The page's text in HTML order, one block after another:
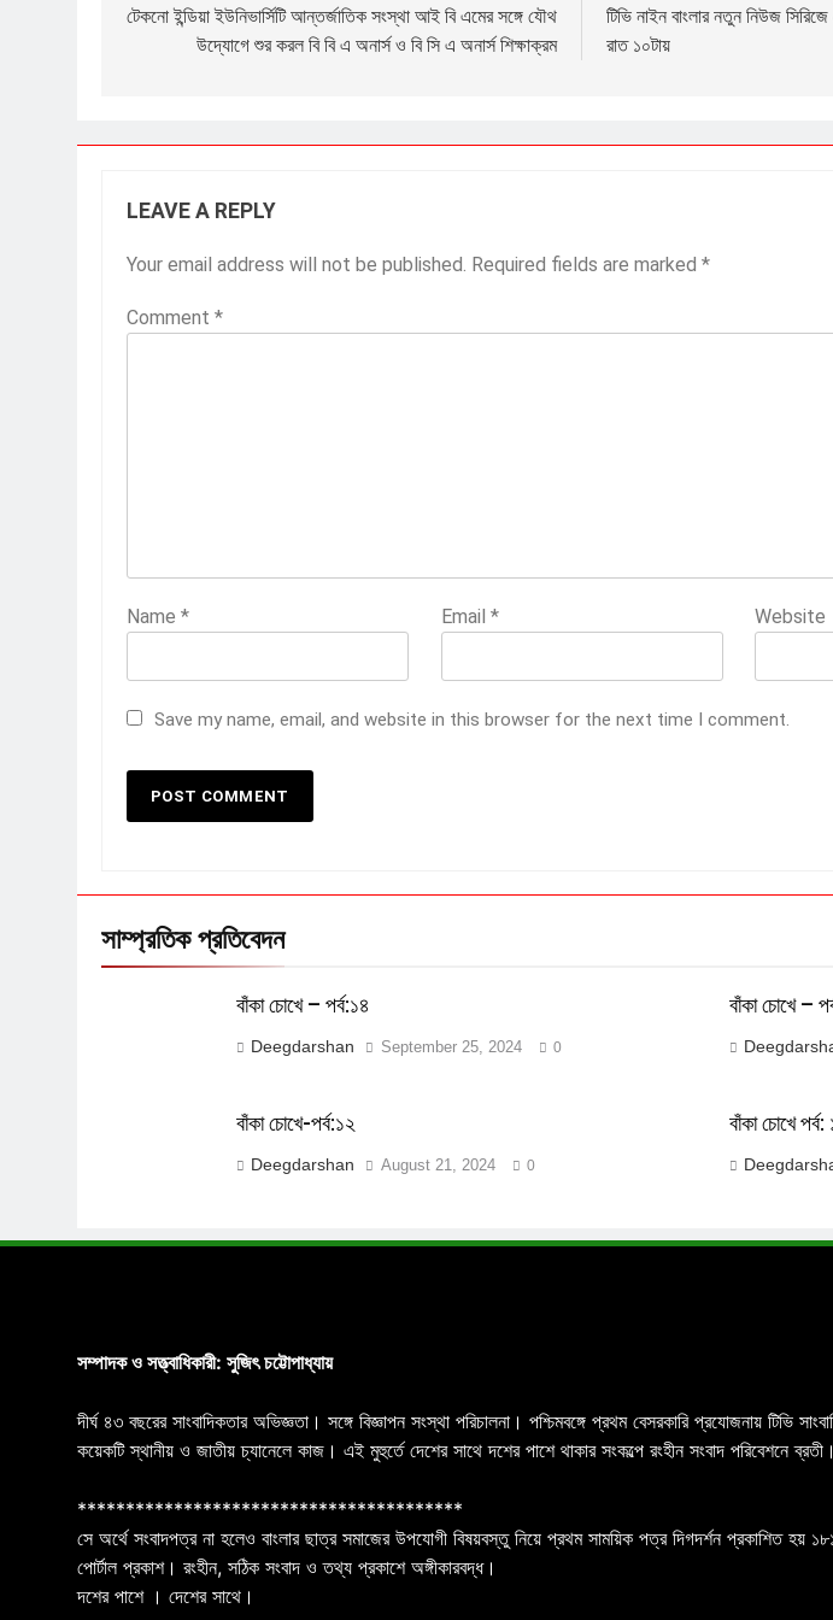
navigation
টেকনো ইন্ডিয়া ইউনিভার্সিটি আন্তর্জাতিক সংস্থা আই বি এমের সঙ্গে যৌথ
উদ্যোগে শুর করল বি বি এ অনার্স ও বি সি এ অনার্স শিক্ষাক্রম
টিভি নাইন বাংলার নতুন নিউজ
রাত ১০টায়
LEAVE A REPLY
Your email address will not be published. Required fields are marked *
Comment *
Name * Email * Website
Save my name, email, and website in this browser for the next time I comment.
সাম্প্রতিক প্রতিবেদন
বাঁকা চোখে – পর্ব:১৪
Deegdarshan September 25, 2024 0
বাঁকা চোখে –
বাঁকা চোখে-পর্ব:১২
Deegdarshan August 21, 2024 0
বাঁকা চোখে পর্ব:
সম্পাদক ও সত্ত্বাধিকারী: সুজিৎ চট্টোপাধ্যায়
দীর্ঘ ৪৩ বছরের সাংবাদিকতার অভিজ্ঞতা। সঙ্গে বিজ্ঞাপন সংস্থা পরিচালনা। পশ্চিমবঙ্গে প্রথম বেসরকারি প্রযোজনায়
কয়েকটি স্থানীয় ও জাতীয় চ্যানেলে কাজ। এই মুহুর্তে দেশের সাথে দশের পাশে থাকার সংকল্পে রংহীন সংবাদ পরিবেশনে
****************************************
সে অর্থে সংবাদপত্র না হলেও বাংলার ছাত্র সমাজের উপযোগী বিষয়বস্তু নিয়ে প্রথম সাময়িক পত্র দিগদর্শন প্রকাশিত হয়
পোর্টাল প্রকাশ। রংহীন, সঠিক সংবাদ ও তথ্য প্রকাশে অঙ্গীকারবদ্ধ।
দশের পাশে । দেশের সাথে।